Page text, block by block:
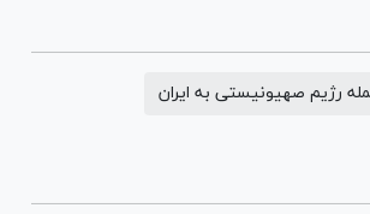
رژیم صهیونیستی به ایران